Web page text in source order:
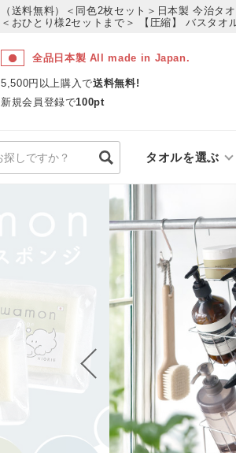
（送料無料）＜同色2枚セット＞日本製 今治
＜おひとり様2セットまで＞ 【圧縮】バスタオ
全品日本製 All made in Japan.
5,500円以上購入で送料無料!
新規会員登録で100pt
タオルを選ぶ